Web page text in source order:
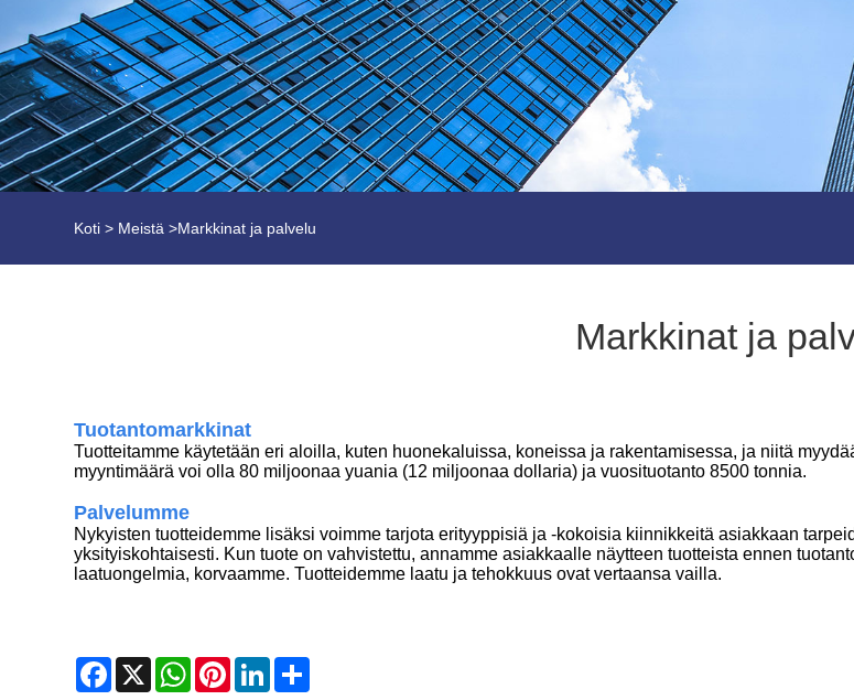
Koti > Meistä >Markkinat ja palvelu
Markkinat ja
Tuotantomarkkinat
Tuotteitamme käytetään eri aloilla, kuten huonekaluissa, koneissa ja rakentamisessa, ja niitä
myyntimäärä voi olla 80 miljoonaa yuania (12 miljoonaa dollaria) ja vuosituotanto 8500 tonnia.
Palvelumme
Nykyisten tuotteidemme lisäksi voimme tarjota erityyppisiä ja -kokoisia kiinnikkeitä asiakkaan
yksityiskohtaisesti. Kun tuote on vahvistettu, annamme asiakkaalle näytteen tuotteista ennen
laatuongelmia, korvaamme. Tuotteidemme laatu ja tehokkuus ovat vertaansa vailla.
Facebook
X WhatsApp
PinterestLinkedIn